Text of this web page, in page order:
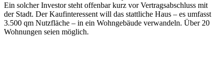
Ein solcher Investor steht offenbar kurz vor Vertragsabschluss mit
der Stadt. Der Kaufinteressent will das stattliche Haus – es umfasst
3.500 qm Nutzfläche – in ein Wohngebäude verwandeln. Über 20
Wohnungen seien möglich.